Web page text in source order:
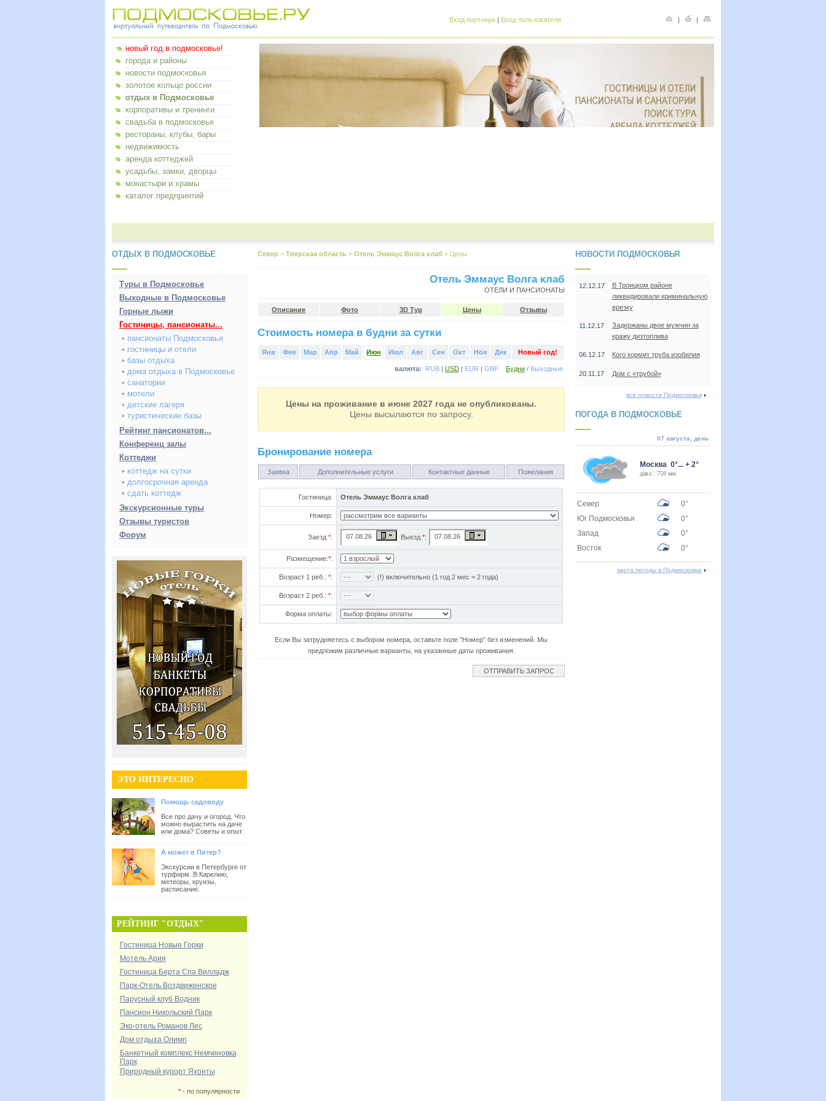
Вход партнера | Вход пользователя | |
новый год в подмосковье!
города и районы
новости подмосковья
золотое кольцо россии
отдых в Подмосковье
корпоративы и тренинги
свадьба в подмосковье
рестораны, клубы, бары
недвижимость
аренда коттеджей
усадьбы, замки, дворцы
монастыри и храмы
каталог предприятий
ОТДЫХ В ПОДМОСКОВЬЕ
Туры в Подмосковье
Выходные в Подмосковье
Горные лыжи
Гостиницы, пансионаты...
• пансионаты Подмосковья
• гостиницы и отели
• базы отдыха
• дома отдыха в Подмосковье
• санатории
• мотели
• детские лагеря
• туристические базы
Рейтинг пансионатов...
Конференц залы
Коттеджи
• коттедж на сутки
• долгосрочная аренда
• сдать коттедж
Экскурсионные туры
Отзывы туристов
Форум
ЭТО ИНТЕРЕСНО
Помощь садоводу
Все про дачу и огород. Что
можно вырастить на даче
или дома? Советы и опыт.
А может в Питер?
Экскурсии в Петербурге от
турфирм. В Карелию,
метеоры, круизы,
расписание.
РЕЙТИНГ "ОТДЫХ"
Гостиница Новые Горки
Мотель Ария
Гостиница Берта Спа Вилладж
Парк-Отель Воздвиженское
Парусный клуб Водник
Пансион Никольский Парк
Эко-отель Романов Лес
Дом отдыха Олимп
Банкетный комплекс Немчиновка
Парк
Природный курорт Яхонты
*- по популярности
Север > Тверская область > Отель Эммаус Волга клаб > Цены
Отель Эммаус Волга клаб
ОТЕЛИ И ПАНСИОНАТЫ
Описание Фото 3D Тур Цены Отзывы
Стоимость номера в будни за сутки
Янв Фев Мар Апр Май Июн Июл Авг Сен Окт Ноя Дек Новый год!
валюта: RUB | USD | EUR | GBP Будни / Выходные
Цены на проживание в июне 2027 года не опубликованы.
Цены высылаются по запросу.
Бронирование номера
Заявка Дополнительные услуги Контактные данные Пожелания
Гостиница: Отель Эммаус Волга клаб
Номер:
Заезд *: Выезд *:
Размещение:*:
Возраст 1 реб.: *: (!) включительно (1 год 2 мес = 2 года)
Возраст 2 реб.: *:
Форма оплаты:
Если Вы затрудняетесь с выбором номера, оставьте поле "Номер" без изменений. Мы
предложим различные варианты, на указанные даты проживания.
НОВОСТИ ПОДМОСКОВЬЯ
12.12.17
В Троицком районе
ликвидировали криминальную
врезку
11.12.17
Задержаны двое мужчин за
кражу дизтоплива
06.12.17 Кого кормит труба изобилия
20.11.17 Дом с «трубой»
все новости Подмосковья
ПОГОДА В ПОДМОСКОВЬЕ
07 августа, день
Москва 0°... + 2°
давл.: 759 мм.
Север
0°
Юг Подмосковья
0°
Запад
0°
Восток
0°
карта погоды в Подмосковье